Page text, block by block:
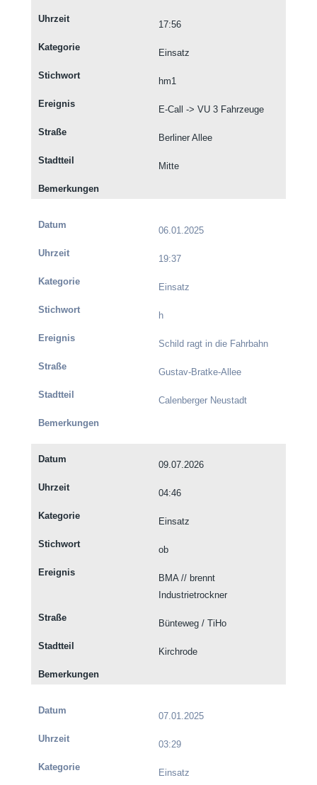
17:56
Einsatz
hm1
E-Call -> VU 3 Fahrzeuge
Berliner Allee
Mitte
06.01.2025
19:37
Einsatz
h
Schild ragt in die Fahrbahn
Gustav-Bratke-Allee
Calenberger Neustadt
09.07.2026
04:46
Einsatz
ob
BMA // brennt
Industrietrockner
Bünteweg / TiHo
Kirchrode
07.01.2025
03:29
Einsatz